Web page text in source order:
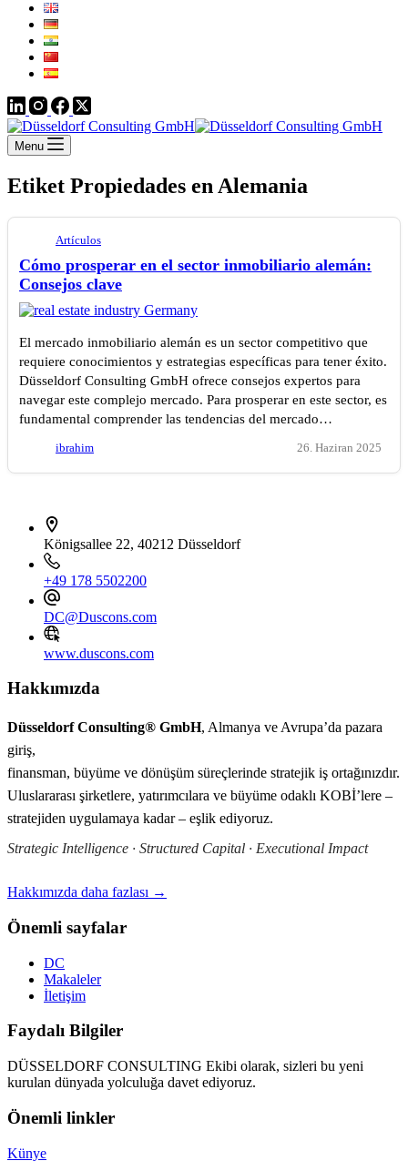
Menu
Etiket Propiedades en Alemania
Artículos
Cómo prosperar en el sector inmobiliario alemán:
Consejos clave
El mercado inmobiliario alemán es un sector competitivo que
requiere conocimientos y estrategias específicas para tener éxito.
Düsseldorf Consulting GmbH ofrece consejos expertos para
navegar este complejo mercado. Para prosperar en este sector, es
fundamental comprender las tendencias del mercado…
ibrahim 26. Haziran 2025
Königsallee 22, 40212 Düsseldorf
+49 178 5502200
DC@Duscons.com
www.duscons.com
Hakkımızda
Düsseldorf Consulting® GmbH, Almanya ve Avrupa’da pazara
giriş,
finansman, büyüme ve dönüşüm süreçlerinde stratejik iş ortağınızdır.
Uluslararası şirketlere, yatırımcılara ve büyüme odaklı KOBİ’lere –
stratejiden uygulamaya kadar – eşlik ediyoruz.
Strategic Intelligence · Structured Capital · Executional Impact
Hakkımızda daha fazlası →
Önemli sayfalar
DC
Makaleler
İletişim
Faydalı Bilgiler
DÜSSELDORF CONSULTING Ekibi olarak, sizleri bu yeni
kurulan dünyada yolculuğa davet ediyoruz.
Önemli linkler
Künye